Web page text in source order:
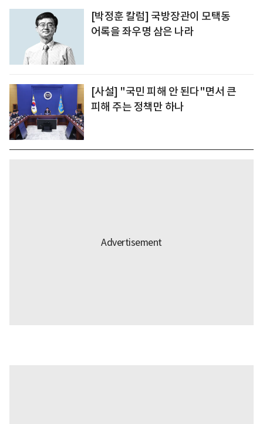
[박정훈 칼럼] 국방장관이 모택동
어록을 좌우명 삼은 나라
[사설] "국민 피해 안 된다"면서 큰
피해 주는 정책만 하나